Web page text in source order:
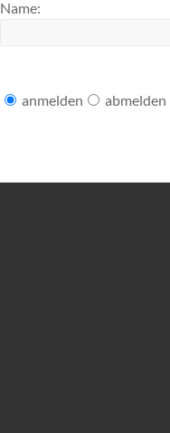
Name:
anmelden abmelden